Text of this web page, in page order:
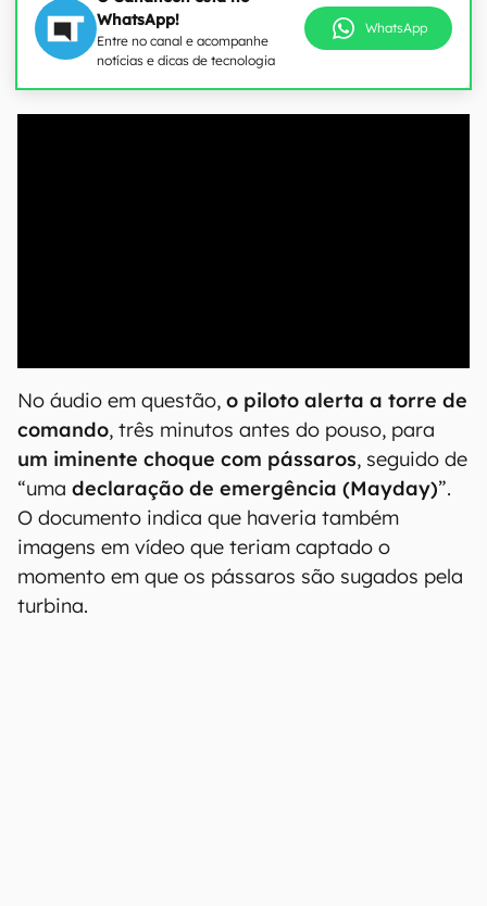
WhatsApp!
Entre no canal e acompanhe
notícias e dicas de tecnologia
WhatsApp
No áudio em questão, o piloto alerta a torre de
comando, três minutos antes do pouso, para
um iminente choque com pássaros, seguido de
“uma declaração de emergência (Mayday)”.
O documento indica que haveria também
imagens em vídeo que teriam captado o
momento em que os pássaros são sugados pela
turbina.